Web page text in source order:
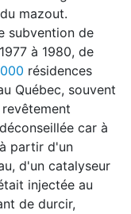
mazout.
subvention de
à 1980, de
résidences
Québec, souvent
car à
partir d'un
d'un catalyseur
injectée au
de durcir,